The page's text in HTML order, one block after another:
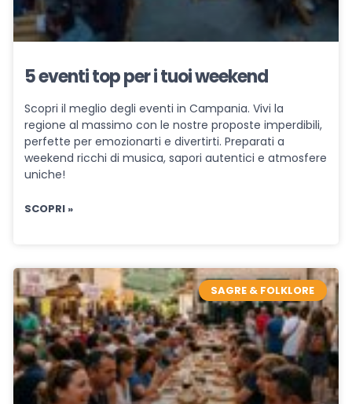
5 eventi top per i tuoi weekend
Scopri il meglio degli eventi in Campania. Vivi la
regione al massimo con le nostre proposte imperdibili,
perfette per emozionarti e divertirti. Preparati a
weekend ricchi di musica, sapori autentici e atmosfere
uniche!
SCOPRI »
SAGRE & FOLKLORE